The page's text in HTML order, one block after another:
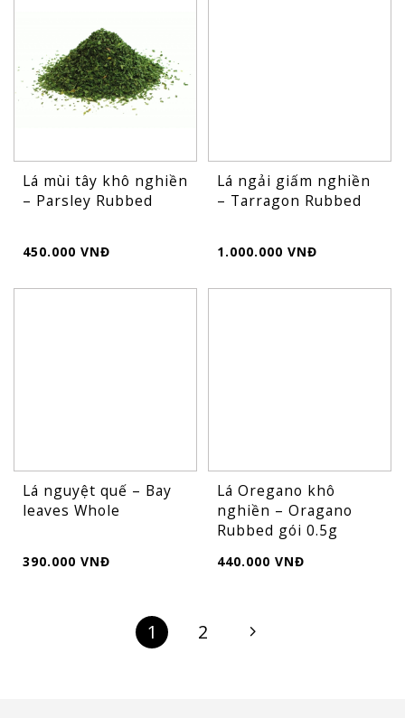
Lá mùi tây khô nghiền
– Parsley Rubbed
450.000 VNĐ
Lá ngải giấm nghiền
– Tarragon Rubbed
1.000.000 VNĐ
Lá nguyệt quế – Bay
leaves Whole
390.000 VNĐ
Lá Oregano khô
nghiền – Oragano
Rubbed gói 0.5g
440.000 VNĐ
1 2